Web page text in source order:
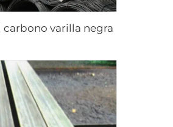
varilla negra